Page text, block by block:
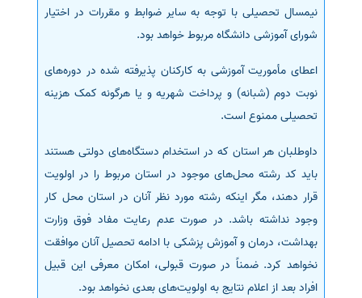
نیمسال تحصیلی با توجه به سایر ضوابط و مقررات در اختیار
شورای آموزشی دانشگاه مربوط خواهد بود.
اعطای مأموریت آموزشی به کارکنان پذیرفته شده در دوره‌های
نوبت دوم (شبانه) و پرداخت شهریه و یا هرگونه کمک هزینه
تحصیلی ممنوع است.
داوطلبان هر استان که در استخدام دستگاه‌های دولتی هستند
باید کد رشته محل‌های موجود در استان مربوط را در اولویت
قرار دهند، مگر اینکه رشته مورد نظر آنان در استان محل کار
وجود نداشته باشد. در صورت عدم رعایت مفاد فوق وزارت
بهداشت، درمان و آموزش پزشکی با ادامه تحصیل آنان موافقت
نخواهد کرد. ضمناً در صورت قبولی، امکان معرفی این قبیل
افراد بعد از اعلام نتایج به اولویت‌های بعدی نخواهد بود.